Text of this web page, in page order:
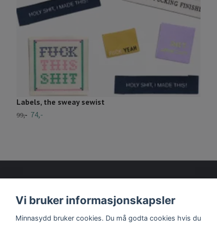
Labels, the sweay sewist
99,- 74,-
Vi bruker informasjonskapsler
Minnasydd bruker cookies. Du må godta cookies hvis du